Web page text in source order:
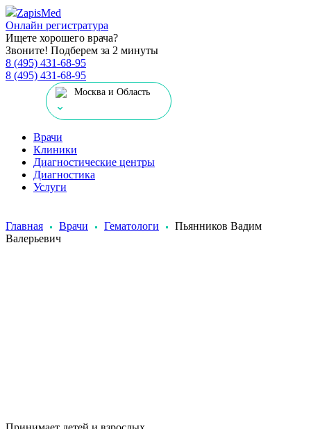
ZapisMed
Онлайн регистратура
Ищете хорошего врача?
Звоните! Подберем за 2 минуты
8 (495) 431-68-95
8 (495) 431-68-95
Москва и Область
Врачи
Клиники
Диагностические центры
Диагностика
Услуги
Главная Врачи Гематологи
Пьянников Вадим
Валерьевич